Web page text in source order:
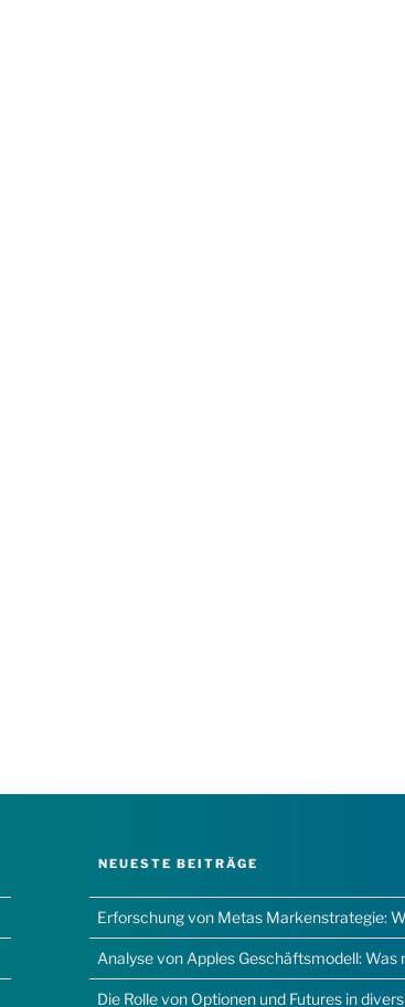
NEUESTE BEITRÄGE
Erforschung von Metas Markenstrategie:
Analyse von Apples Geschäftsmodell:
Die Rolle von Optionen und Futures in